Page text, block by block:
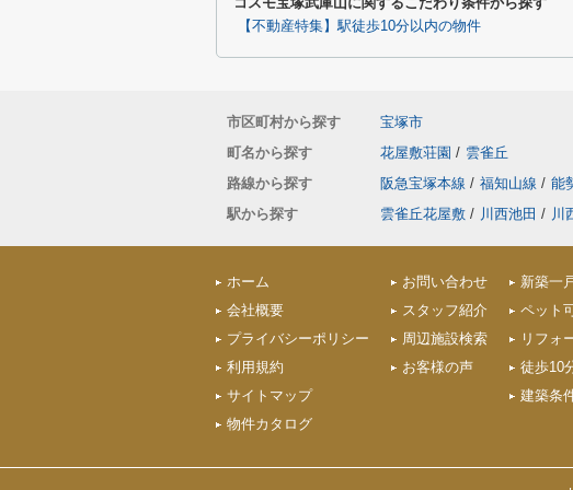
【不動産特集】駅徒歩10分以内の物件
市区町村から探す
宝塚市
町名から探す
花屋敷荘園 / 雲雀丘
路線から探す
阪急宝塚本線 / 福知山線 / 能
駅から探す
雲雀丘花屋敷 / 川西池田 / 川
ホーム
会社概要
プライバシーポリシー
利用規約
サイトマップ
物件カタログ
お問い合わせ
スタッフ紹介
周辺施設検索
お客様の声
新築一
ペット
リフォ
徒歩10
建築条